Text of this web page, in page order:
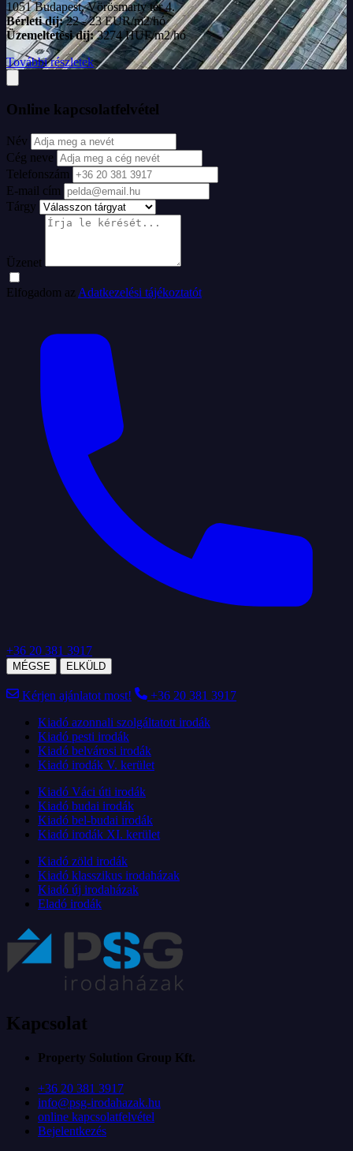
1051 Budapest, Vörösmarty tér 4.
Bérleti díj:22 - 23 EUR/m2/hó
Üzemeltetési díj:3274 HUF/m2/hó
További részletek
Online kapcsolatfelvétel
Név
Cég neve
Telefonszám
E-mail cím
Tárgy
Üzenet
Elfogadom az Adatkezelési tájékoztatót
+36 20 381 3917
MÉGSE ELKÜLD
Kérjen ajánlatot most!
+36 20 381 3917
Kiadó azonnali szolgáltatott irodák
Kiadó pesti irodák
Kiadó belvárosi irodák
Kiadó irodák V. kerület
Kiadó Váci úti irodák
Kiadó budai irodák
Kiadó bel-budai irodák
Kiadó irodák XI. kerület
Kiadó zöld irodák
Kiadó klasszikus irodaházak
Kiadó új irodaházak
Eladó irodák
Kapcsolat
Property Solution Group Kft.
+36 20 381 3917
info@psg-irodahazak.hu
online kapcsolatfelvétel
Bejelentkezés